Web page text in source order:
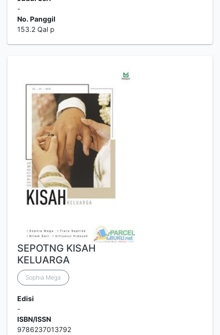
-
No. Panggil
153.2 Qal p
SEPOTNG KISAH
KELUARGA
Sophia Mega
Edisi
-
ISBN/ISSN
9786237013792